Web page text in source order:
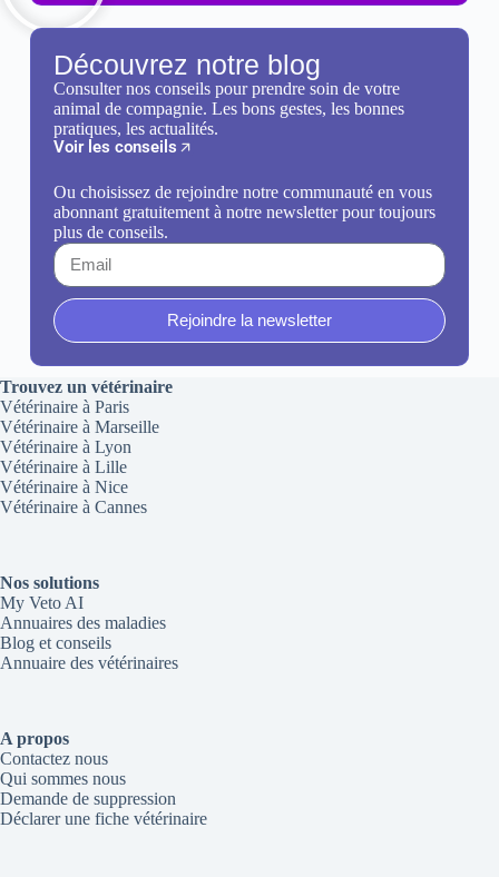
Découvrez notre blog
Consulter nos conseils pour prendre soin de votre
animal de compagnie. Les bons gestes, les bonnes
pratiques, les actualités.
Voir les conseils
Ou choisissez de rejoindre notre communauté en vous
abonnant gratuitement à notre newsletter pour toujours
plus de conseils.
Rejoindre la newsletter
Trouvez un vétérinaire
Vétérinaire à Paris
Vétérinaire à Marseille
Vétérinaire à Lyon
Vétérinaire à Lille
Vétérinaire à Nice
Vétérinaire à Cannes
Nos solutions
My Veto AI
Annuaires des maladies
Blog et conseils
Annuaire des vétérinaires
A propos
Contactez nous
Qui sommes nous
Demande de suppression
Déclarer une fiche vétérinaire